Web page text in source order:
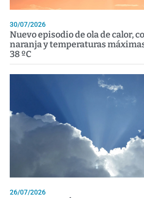
30/07/2026
Nuevo episodio de ola de calor,
naranja y temperaturas
38 ºC
26/07/2026